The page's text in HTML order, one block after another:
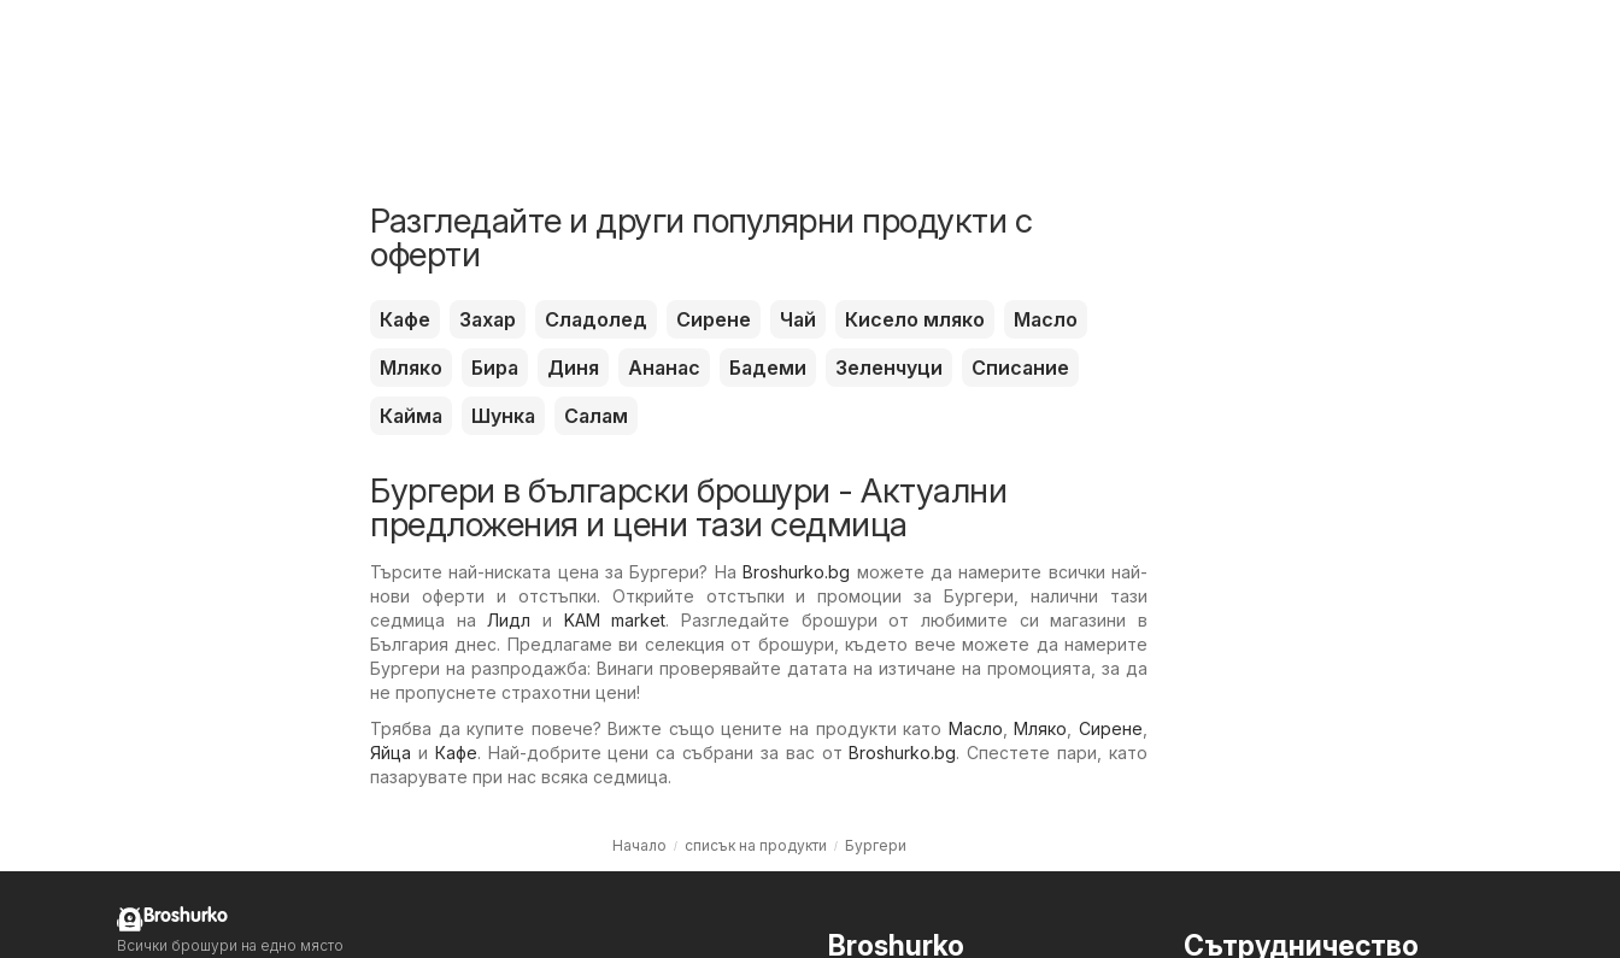
Разгледайте и други популярни продукти с
оферти
Кафе Захар Сладолед Сирене Чай Кисело мляко
Масло
Мляко
Бира Диня Ананас Бадеми Зеленчуци
Списание
Кайма
Шунка Салам
Бургери в български брошури - Актуални
предложения и цени тази седмица
Търсите най-ниската цена за Бургери? НаBroshurko.bg можете да намерите всички най-
нови оферти и отстъпки. Открийте отстъпки и промоции за Бургери, налични тази
седмица на Лидл и KAM market. Разгледайте брошури от любимите си магазини в
България днес. Предлагаме ви селекция от брошури, където вече можете да намерите
Бургери на разпродажба: Винаги проверявайте датата на изтичане на промоцията, за да
не пропуснете страхотни цени!
Трябва да купите повече? Вижте също цените на продукти като Масло ,Мляко ,Сирене
Яйца и Кафе. Най-добрите цени са събрани за вас отBroshurko.bg. Спестете пари, като
пазарувате при нас всяка седмица.
Начало списък на продукти Бургери
Broshurko Cътрудничество
Broshurko
Всички брошури на едно място